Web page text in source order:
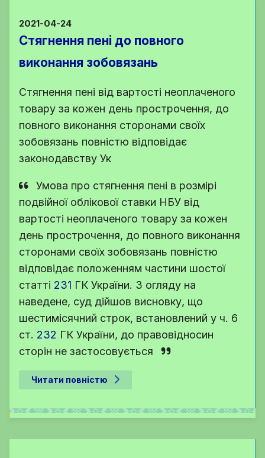
2021-04-24
Стягнення пені до повного
виконання зобовязань
Стягнення пені від вартості неоплаченого
товару за кожен день прострочення, до
повного виконання сторонами своїх
зобовязань повністю відповідає
законодавству Ук
Умова про стягнення пені в розмірі
подвійної облікової ставки НБУ від
вартості неоплаченого товару за кожен
день прострочення, до повного виконання
сторонами своїх зобовязань повністю
відповідає положенням частини шостої
статті 231 ГК України. З огляду на
наведене, суд дійшов висновку, що
шестимісячний строк, встановлений у ч. 6
ст. 232 ГК України, до правовідносин
сторін не застосовується
Читати повністю